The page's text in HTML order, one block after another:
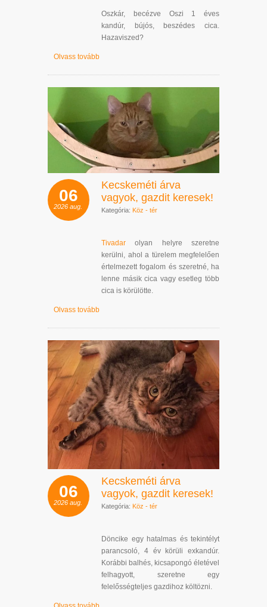
Oszkár, becézve Oszi 1 éves
kandúr, bújós, beszédes cica.
Hazaviszed?
Olvass tovább
06
2026 aug.
Kecskeméti árva
vagyok, gazdit keresek!
Kategória: Köz - tér
Tivadar olyan helyre szeretne
kerülni, ahol a türelem megfelelően
értelmezett fogalom és szeretné, ha
lenne másik cica vagy esetleg több
cica is körülötte.
Olvass tovább
06
2026 aug.
Kecskeméti árva
vagyok, gazdit keresek!
Kategória: Köz - tér
Döncike egy hatalmas és tekintélyt
parancsoló, 4 év körüli exkandúr.
Korábbi balhés, kicsapongó életével
felhagyott, szeretne egy
felelősségteljes gazdihoz költözni.